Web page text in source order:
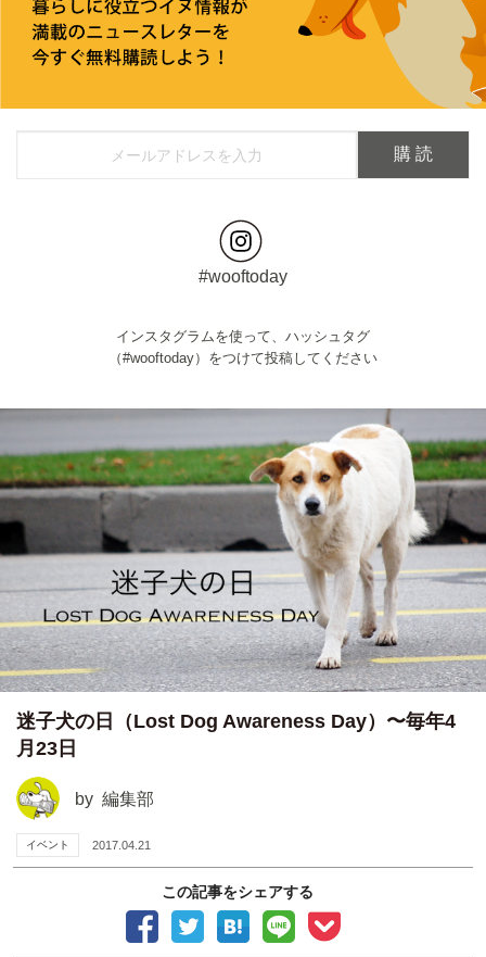
#wooftoday
インスタグラムを使って、ハッシュタグ
（#wooftoday）をつけて投稿してください
迷子犬の日（Lost Dog Awareness Day）〜毎年4
月23日
by 編集部
イベント 2017.04.21
この記事をシェアする